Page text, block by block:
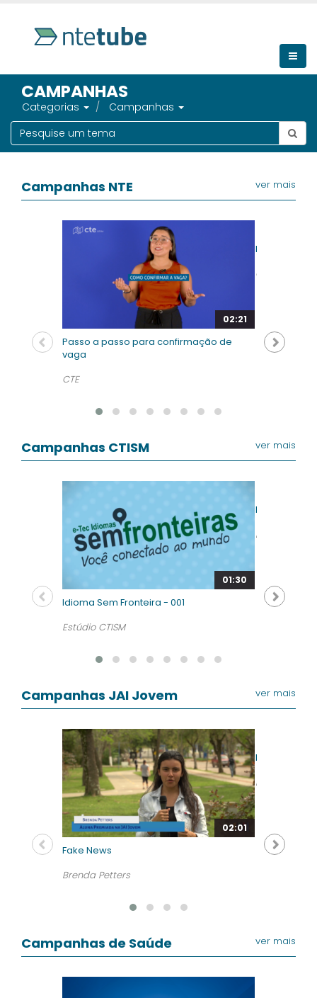
CAMPANHAS
Categorias Campanhas
ver mais
Campanhas NTE
02:21
Passo a passo para confirmação de
vaga
CTE
Fluxo de
CTE
ver mais
Campanhas CTISM
01:30
Idioma Sem Fronteira - 001
Estúdio CTISM
Boas Vindas
Estúdio
ver mais
Campanhas JAI Jovem
02:01
Fake News
Brenda Petters
Práticas de
Mariana
ver mais
Campanhas de Saúde